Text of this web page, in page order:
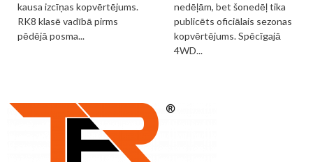
kausa izcīņas kopvērtējums.
RK8 klasē vadībā pirms
pēdējā posma...
nedēļām, bet šonedēļ tika
publicēts oficiālais sezonas
kopvērtējums. Spēcīgajā
4WD...